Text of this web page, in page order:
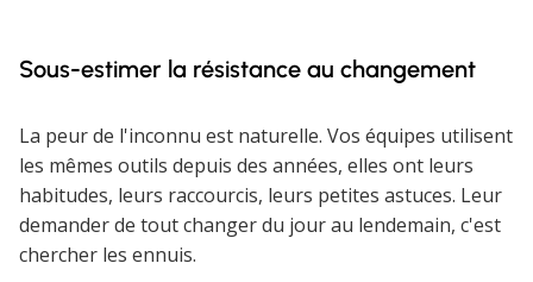
Sous-estimer la résistance au changement
La peur de l'inconnu est naturelle. Vos équipes utilisent
les mêmes outils depuis des années, elles ont leurs
habitudes, leurs raccourcis, leurs petites astuces. Leur
demander de tout changer du jour au lendemain, c'est
chercher les ennuis.